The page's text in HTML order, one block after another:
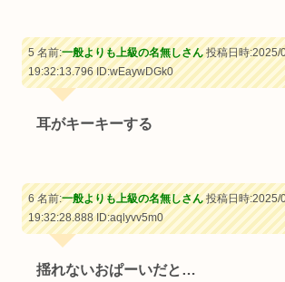
5 名前:一般よりも上級の名無しさん投稿日時:2025/
19:32:13.796ID:wEaywDGk0
耳がキーキーする
6 名前:一般よりも上級の名無しさん投稿日時:2025/
19:32:28.888ID:aqlyvv5m0
揺れないおぱーいだと…